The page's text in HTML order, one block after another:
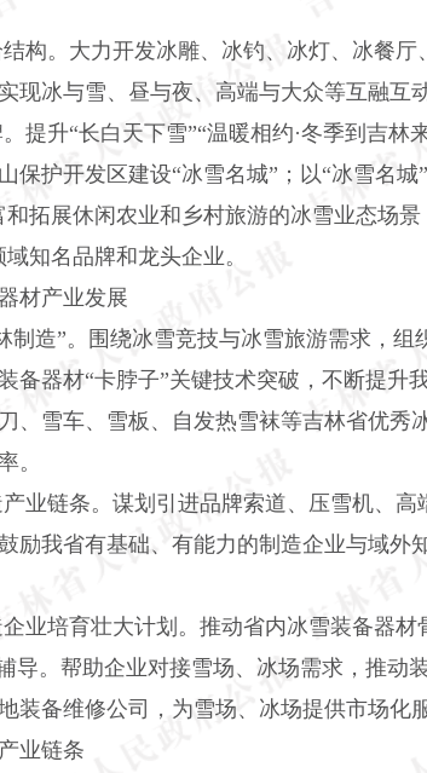
。大力开发冰雕、冰钓、冰灯、冰餐厅
现冰与雪、昼与夜、高端与大众等互融互
升“长白天下雪”“温暖相约·冬季到吉林
保护开发区建设“冰雪名城”；以“冰雪名
拓展休闲农业和乡村旅游的冰雪业态场
知名品牌和龙头企业。
材产业发展
造”。围绕冰雪竞技与冰雪旅游需求，组
备器材“卡脖子”关键技术突破，不断提
、雪车、雪板、自发热雪袜等吉林省优秀
。
链条。谋划引进品牌索道、压雪机、高
励我省有基础、有能力的制造企业与域
培育壮大计划。推动省内冰雪装备器材
导。帮助企业对接雪场、冰场需求，推
装备维修公司，为雪场、冰场提供市场化服
业链条